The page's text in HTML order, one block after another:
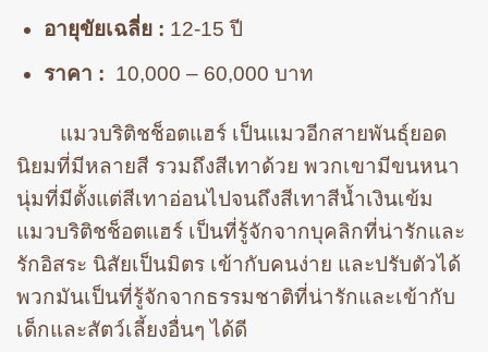
อายุขัยเฉลี่ย : 12-15 ปี
ราคา : 10,000 – 60,000 บาท
แมวบริติชช็อตแฮร์ เป็นแมวอีกสายพันธุ์ยอด
นิยมที่มีหลายสี รวมถึงสีเทาด้วย พวกเขามีขนหนา
นุ่มที่มีตั้งแต่สีเทาอ่อนไปจนถึงสีเทาสีน้ำเงินเข้ม
แมวบริติชช็อตแฮร์ เป็นที่รู้จักจากบุคลิกที่น่ารักและ
รักอิสระ นิสัยเป็นมิตร เข้ากับคนง่าย และปรับตัวได้
พวกมันเป็นที่รู้จักจากธรรมชาติที่น่ารักและเข้ากับ
เด็กและสัตว์เลี้ยงอื่นๆ ได้ดี